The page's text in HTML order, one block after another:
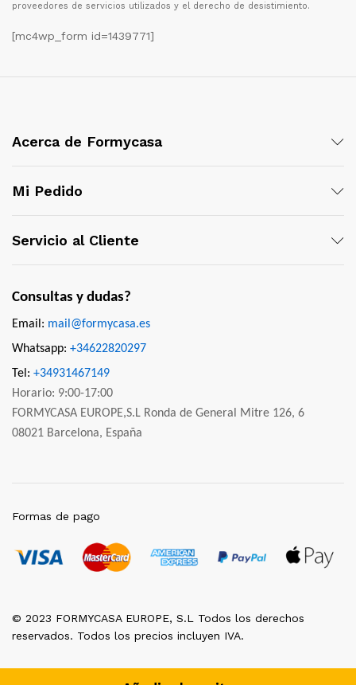
proveedores de servicios utilizados y el derecho de desistimiento.
[mc4wp_form id=1439771]
Acerca de Formycasa
Mi Pedido
Servicio al Cliente
Consultas y dudas?
Email: mail@formycasa.es
Whatsapp: +34622820297
Tel: +34931467149
Horario: 9:00-17:00
FORMYCASA EUROPE,S.L Ronda de General Mitre 126, 6
08021 Barcelona, España
© 2023 FORMYCASA EUROPE, S.L Todos los derechos
reservados. Todos los precios incluyen IVA.
Formas de pago